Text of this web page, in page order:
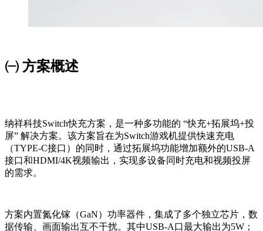
㈠ 方案概述
纳祥科技Switch快充方案，是一种多功能的 “快充+拓展坞+投
屏” 解决方案。该方案旨在为Switch游戏机提供快速充电
（TYPE-C接口）的同时，通过拓展坞功能增加额外的USB-A
接口和HDMI/4K视频输出，实现多设备同时充电和视频投屏
的需求。
方案内置氮化镓（GaN）功率器件，集成了多个独立芯片，数
据传输、画面输出互不干扰。其中USB-A口最大输出为5W；